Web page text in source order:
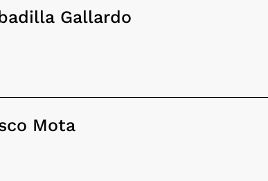
Gallardo
Mota